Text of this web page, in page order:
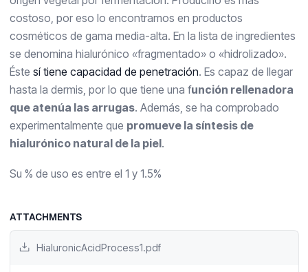
costoso, por eso lo encontramos en productos
cosméticos de gama media-alta. En la lista de ingredientes
se denomina hialurónico «fragmentado» o «hidrolizado».
Éste sí tiene capacidad de penetración. Es capaz de llegar
hasta la dermis, por lo que tiene una función rellenadora
que atenúa las arrugas. Además, se ha comprobado
experimentalmente que promueve la síntesis de
hialurónico natural de la piel.
Su % de uso es entre el 1 y 1.5%
ATTACHMENTS
HialuronicAcidProcess1.pdf